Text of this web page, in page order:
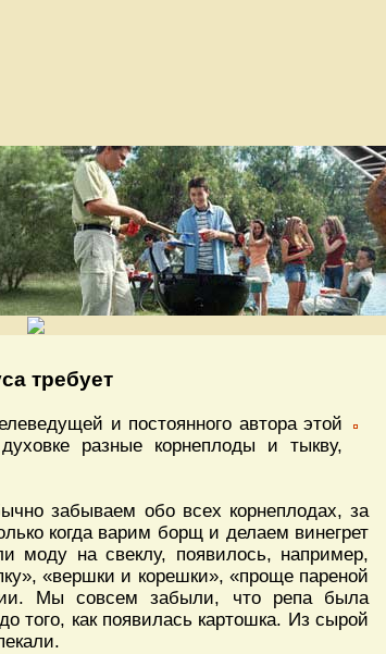
требует
и постоянного автора этой
разные корнеплоды и тыкву,
забываем обо всех корнеплодах, за
когда варим борщ и делаем винегрет
моду на свеклу, появилось, например,
«вершки и корешки», «проще пареной
Мы совсем забыли, что репа была
того, как появилась картошка. Из сырой